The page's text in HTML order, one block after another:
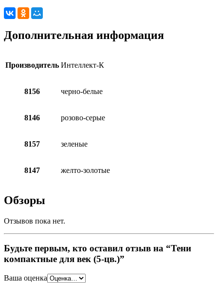
Дополнительная информация
Производитель Интеллект-К
8156 черно-белые
8146 розово-серые
8157 зеленые
8147 желто-золотые
Обзоры
Отзывов пока нет.
Будьте первым, кто оставил отзыв на “Тени
компактные для век (5-цв.)”
Ваша оценка